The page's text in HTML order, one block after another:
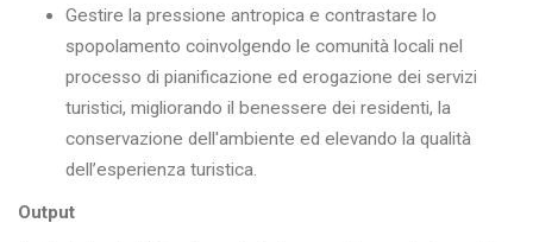
Gestire la pressione antropica e contrastare lo
spopolamento coinvolgendo le comunità locali nel
processo di pianificazione ed erogazione dei servizi
turistici, migliorando il benessere dei residenti, la
conservazione dell'ambiente ed elevando la qualità
dell’esperienza turistica.
Output